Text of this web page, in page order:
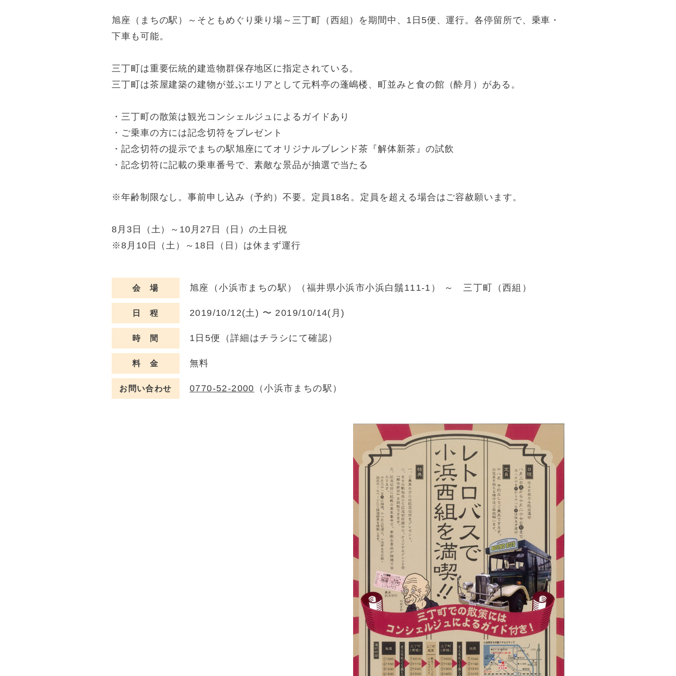
旭座（まちの駅）～そともめぐり乗り場～三丁町（西組）を期間中、1日5便、運行。各停留所で、乗車・
下車も可能。
三丁町は重要伝統的建造物群保存地区に指定されている。
三丁町は茶屋建築の建物が並ぶエリアとして元料亭の蓬嶋楼、町並みと食の館（酔月）がある。
・三丁町の散策は観光コンシェルジュによるガイドあり
・ご乗車の方には記念切符をプレゼント
・記念切符の提示でまちの駅旭座にてオリジナルブレンド茶『解体新茶』の試飲
・記念切符に記載の乗車番号で、素敵な景品が抽選で当たる
※年齢制限なし。事前申し込み（予約）不要。定員18名。定員を超える場合はご容赦願います。
8月3日（土）～10月27日（日）の土日祝
※8月10日（土）～18日（日）は休まず運行
会 場 旭座（小浜市まちの駅）（福井県小浜市小浜白鬚111-1） ～ 三丁町（西組）
日 程 2019/10/12(土) 〜 2019/10/14(月)
時 間 1日5便（詳細はチラシにて確認）
料 金 無料
お問い合わせ 0770-52-2000 （小浜市まちの駅）